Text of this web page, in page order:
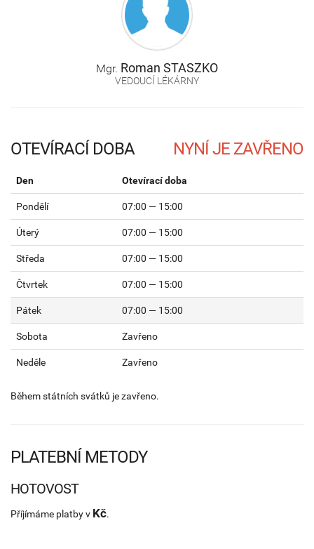
Mgr. Roman STASZKO
VEDOUCÍ LÉKÁRNY
OTEVÍRACÍ DOBA
Den Otevírací doba
Pondělí 07:00 — 15:00
Úterý 07:00 — 15:00
Středa 07:00 — 15:00
Čtvrtek 07:00 — 15:00
Pátek 07:00 — 15:00
Sobota Zavřeno
Neděle Zavřeno
Během státních svátků je zavřeno.
PLATEBNÍ METODY
HOTOVOST
Příjímáme platby v Kč.